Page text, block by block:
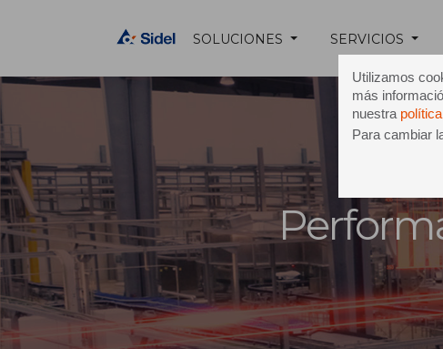
Utilizamos
más
nuestra
Para cambiar
SOLUCIONES SERVICIOS